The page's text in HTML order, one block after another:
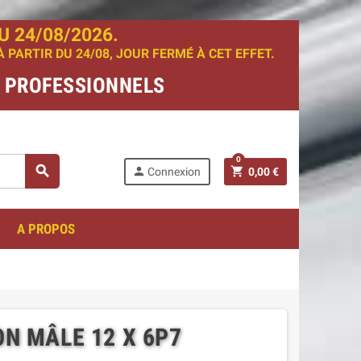
24/08/2026.
DU 24/08, JOUR FERMÉ À CET EFFET.
search person Connexion shopping_cart 0,00 €
0
A PROPOS
MÂLE 12 X 6P7